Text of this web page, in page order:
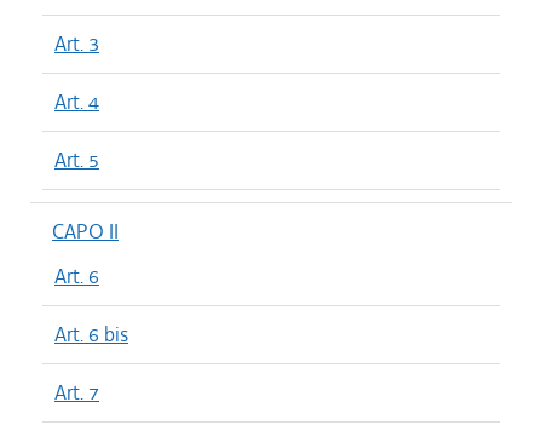
Art. 3
Art. 4
Art. 5
CAPO II
Art. 6
Art. 6 bis
Art. 7